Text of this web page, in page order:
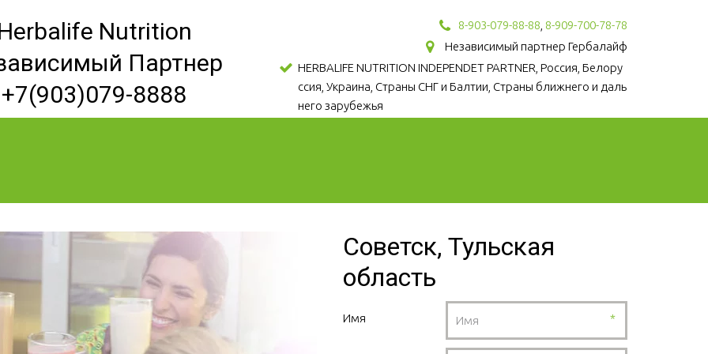
Nutrition
Партнер
+7(903)079-8888
8-903-079-88-88 8-909-700-78-78
Независимый партнер Гербалайф
HERBALIFE NUTRITION INDEPENDET PARTNER, Россия, Белору
ссия, Украина, Страны СНГ и Балтии, Страны ближнего и даль
него зарубежья
Советск, Тульская
область
Имя *